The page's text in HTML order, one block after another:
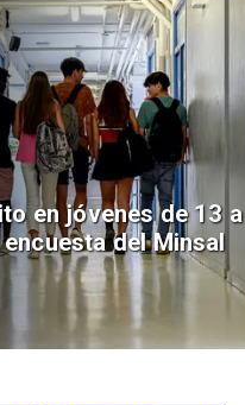
en jóvenes de 13 a
del Minsal